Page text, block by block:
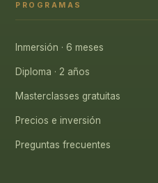
PROGRAMAS
Inmersión · 6 meses
Diploma · 2 años
Masterclasses gratuitas
Precios e inversión
Preguntas frecuentes